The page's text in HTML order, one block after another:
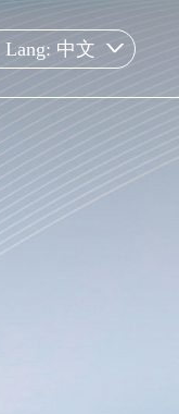
Lang: 中文